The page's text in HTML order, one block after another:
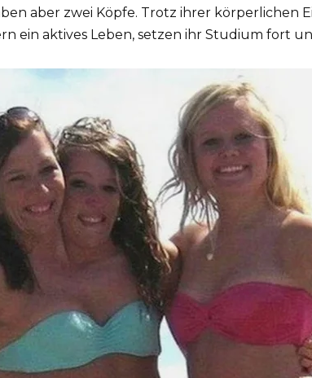
aber zwei Köpfe. Trotz ihrer körperlichen
ein aktives Leben, setzen ihr Studium fort